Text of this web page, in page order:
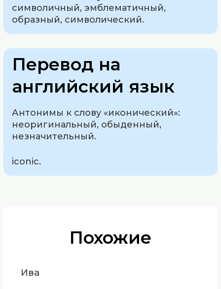
символичный, эмблематичный,
образный, символический.
Перевод на
английский язык
Антонимы к слову «иконический»:
неоригинальный, обыденный,
незначительный.
iconic.
Похожие
Ива